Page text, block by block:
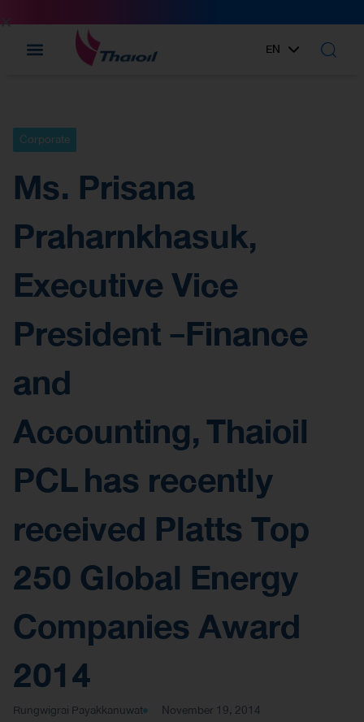
EN
TH
Corporate
Ms. Prisana
Praharnkhasuk,
Executive Vice
President -Finance
and
Accounting, Thaioil
PCL has recently
received Platts Top
250 Global Energy
Companies Award
2014
Rungwigrai Payakkanuwat November 19, 2014